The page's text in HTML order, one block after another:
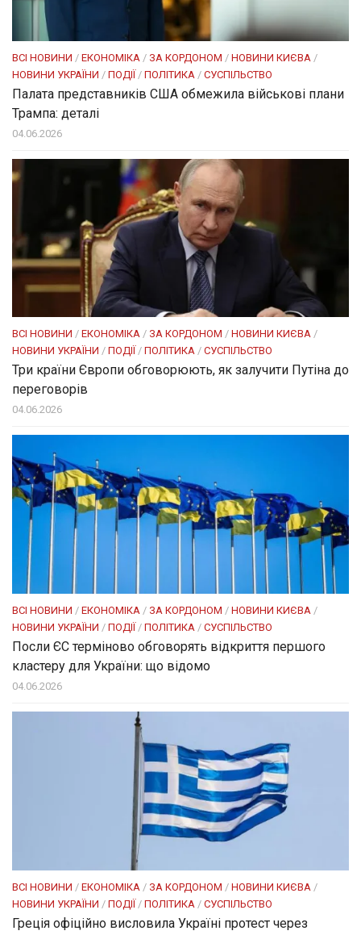
ВСІ НОВИНИ / ЕКОНОМІКА / ЗА КОРДОНОМ / НОВИНИ КИЄВА /
НОВИНИ УКРАЇНИ / ПОДІЇ/ ПОЛІТИКА / СУСПІЛЬСТВО
Палата представників США обмежила військові плани
Трампа: деталі
04.06.2026
ВСІ НОВИНИ / ЕКОНОМІКА / ЗА КОРДОНОМ / НОВИНИ КИЄВА /
НОВИНИ УКРАЇНИ / ПОДІЇ / ПОЛІТИКА / СУСПІЛЬСТВО
Три країни Європи обговорюють, як залучити Путіна до
переговорів
04.06.2026
ВСІ НОВИНИ / ЕКОНОМІКА / ЗА КОРДОНОМ / НОВИНИ КИЄВА /
НОВИНИ УКРАЇНИ / ПОДІЇ / ПОЛІТИКА / СУСПІЛЬСТВО
Посли ЄC терміново обговорять відкриття першого
кластеру для України: що відомо
04.06.2026
ВСІ НОВИНИ / ЕКОНОМІКА / ЗА КОРДОНОМ / НОВИНИ КИЄВА /
НОВИНИ УКРАЇНИ / ПОДІЇ / ПОЛІТИКА / СУСПІЛЬСТВО
Греція офіційно висловила Україні протест через